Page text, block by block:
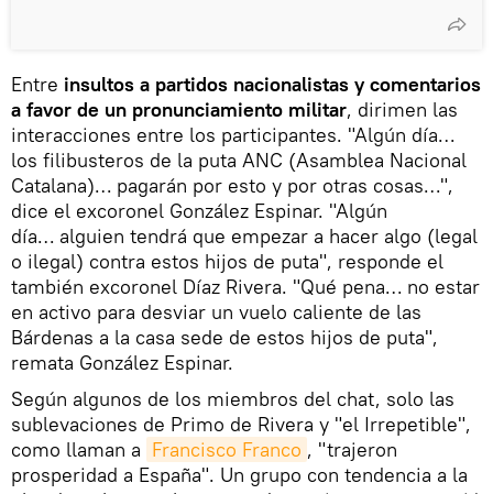
Entre insultos a partidos nacionalistas y comentarios
a favor de un pronunciamiento militar, dirimen las
interacciones entre los participantes. "Algún día…
los filibusteros de la puta ANC (Asamblea Nacional
Catalana)… pagarán por esto y por otras cosas…",
dice el excoronel González Espinar. "Algún
día… alguien tendrá que empezar a hacer algo (legal
o ilegal) contra estos hijos de puta", responde el
también excoronel Díaz Rivera. "Qué pena… no estar
en activo para desviar un vuelo caliente de las
Bárdenas a la casa sede de estos hijos de puta",
remata González Espinar.
Según algunos de los miembros del chat, solo las
sublevaciones de Primo de Rivera y "el Irrepetible",
como llaman a Francisco Franco , "trajeron
prosperidad a España". Un grupo con tendencia a la